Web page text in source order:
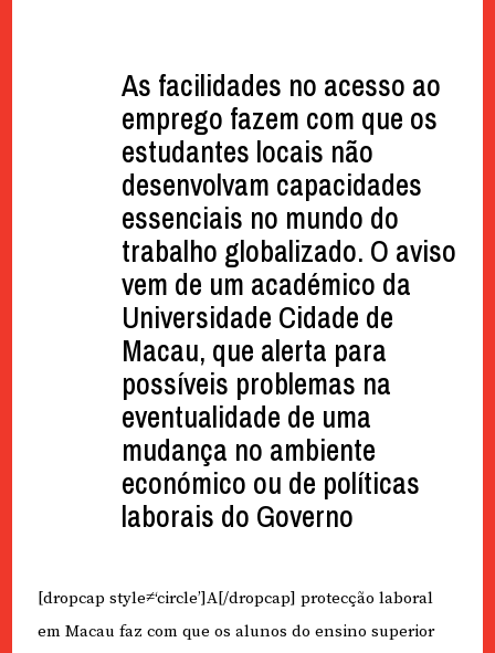
As facilidades no acesso ao
emprego fazem com que os
estudantes locais não
desenvolvam capacidades
essenciais no mundo do
trabalho globalizado. O aviso
vem de um académico da
Universidade Cidade de
Macau, que alerta para
possíveis problemas na
eventualidade de uma
mudança no ambiente
económico ou de políticas
laborais do Governo
[dropcap style≠‘circle’]A[/dropcap] protecção laboral
em Macau faz com que os alunos do ensino superior